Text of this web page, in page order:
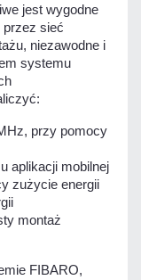
jest wygodne
sieć
niezawodne i
systemu
przy pomocy
aplikacji mobilnej
zużycie energii
montaż
FIBARO,